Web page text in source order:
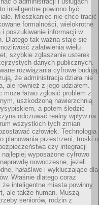
inteligentne powinno być
Mieszkaniec nie chce tracić
formalności, wielokrotne
poszukiwanie informacji w
Dlatego tak ważna staje się
załatwienia wielu
szybkie zgłaszanie usterek
danych publicznych.
rozwiązania cyfrowe budują
że administracja działa nie
ale również z jego udziałem.
łatwo zgłosić problem z
uszkodzoną nawierzchnią
a potem śledzić
odczuwać realny wpływ na
wszystkich tych zmian
człowiek. Technologia
planowania przestrzeni, troski o
czy integracji
najlepiej wyposażone cyfrowo
nowoczesne, jeżeli
hałaśliwe i wykluczające dla
Właśnie dlatego coraz
inteligentne miasta powinny
ale także human. Muszą
seniorów, rodzin z